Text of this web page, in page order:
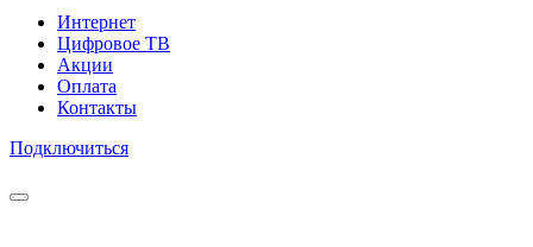
Интернет
Цифровое ТВ
Акции
Оплата
Контакты
Подключиться